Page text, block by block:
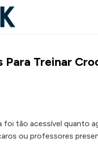
Treinar
foi tão acessível quanto
ou professores